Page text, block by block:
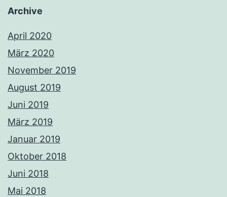
Archive
April 2020
März 2020
November 2019
August 2019
Juni 2019
März 2019
Januar 2019
Oktober 2018
Juni 2018
Mai 2018